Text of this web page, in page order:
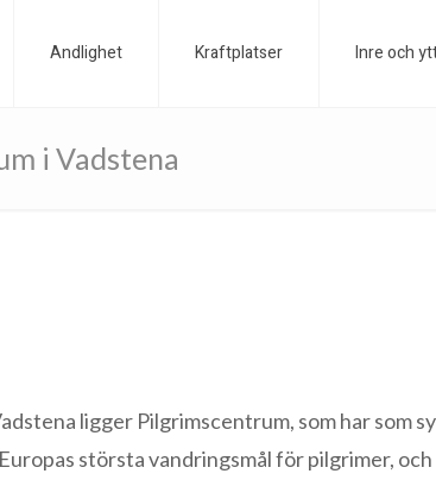
Andlighet Kraftplatser Inre och
i Vadstena
ligger Pilgrimscentrum, som har som
största vandringsmål för pilgrimer,